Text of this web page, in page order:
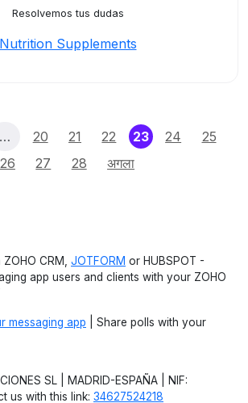
Resolvemos tus dudas
Nutrition Supplements
… 20 21 22 23(current)
24
25
26
27 28 अगला
CRM, JOTFORM or HUBSPOT -
app users and clients with your ZOHO
messaging app | Share polls with your
SL | MADRID-ESPAÑA | NIF:
us with this link: 34627524218